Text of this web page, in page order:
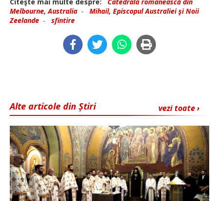
Melbourne, Australia - Mihail, Episcopul Australiei şi Noii
Zeelande - sfintire
vezi toate ›
Alte articole din Știri